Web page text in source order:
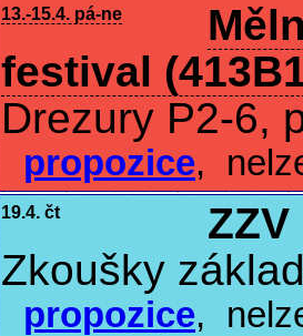
13.-15.4. pá-ne
festival
Drezury P2-6,
propozice,
19.4. čt
ZZV
Zkoušky
propozice,